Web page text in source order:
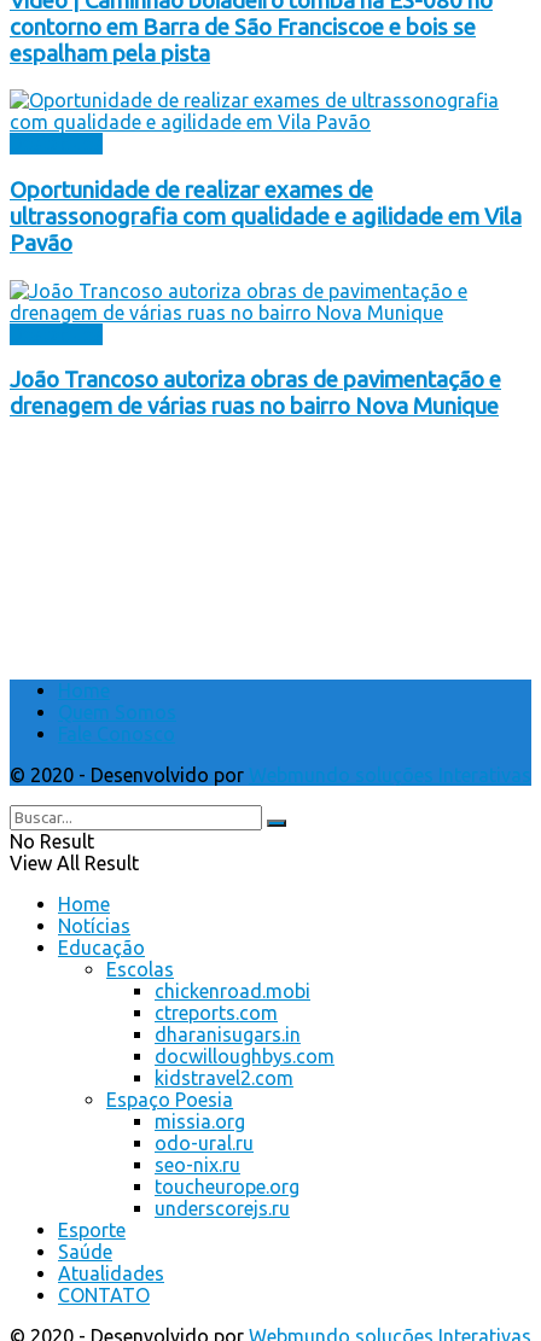
contorno em Barra de São Franciscoe e bois se
espalham pela pista
Oportunidade de realizar exames de
ultrassonografia com qualidade e agilidade em Vila
Pavão
João Trancoso autoriza obras de pavimentação e
drenagem de várias ruas no bairro Nova Munique
Home
Quem Somos
Fale Conosco
© 2020 - Desenvolvido por Webmundo soluções Interativas
No Result
View All Result
Home
Notícias
Educação
Escolas
chickenroad.mobi
ctreports.com
dharanisugars.in
docwilloughbys.com
kidstravel2.com
Espaço Poesia
missia.org
odo-ural.ru
seo-nix.ru
toucheurope.org
underscorejs.ru
Esporte
Saúde
Atualidades
CONTATO
© 2020 - Desenvolvido por Webmundo soluções Interativas